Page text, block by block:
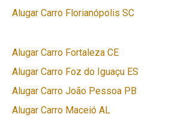
Alugar Carro Florianópolis SC
Alugar Carro Fortaleza CE
Alugar Carro Foz do Iguaçu ES
Alugar Carro João Pessoa PB
Alugar Carro Maceió AL